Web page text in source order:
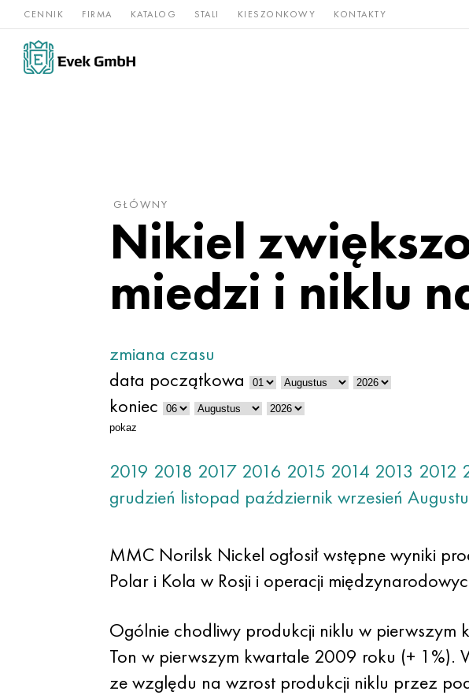
CENNIK FIRMA KATALOG STALI KIESZONKOWY KONTAKTY
Stopy
niklu
Stal Rzadkie i
GŁÓWNY
Nikiel
miedzi i niklu
zmiana czasu
data początkowa
koniec
pokaz
2019 2018 2017 2016 2015 2014 2013 2012
grudzień listopad październikwrzesień
MMC Norilsk Nickel ogłosił wstępne wyniki
Polar i Kola w Rosji i operacji
Ogólnie chodliwy produkcji niklu w
Ton w pierwszym kwartale 2009 roku (+ 1%).
ze względu na wzrost produkcji niklu przez